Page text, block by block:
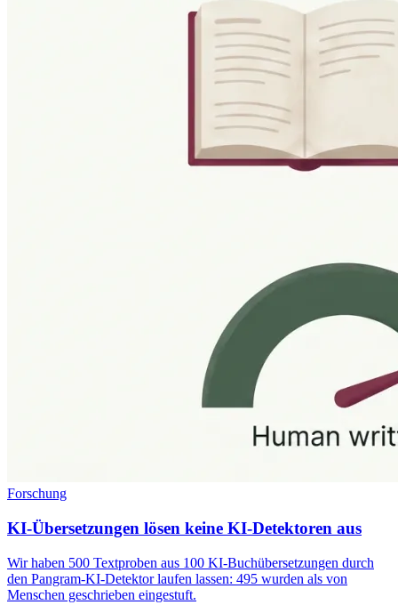
Forschung
KI-Übersetzungen lösen keine KI-Detektoren aus
Wir haben 500 Textproben aus 100 KI-Buchübersetzungen durch
den Pangram-KI-Detektor laufen lassen: 495 wurden als von
Menschen geschrieben eingestuft.